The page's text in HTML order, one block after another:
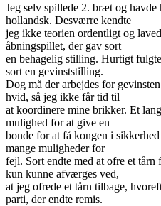
Jeg selv spillede 2. bræt og
hollandsk. Desværre kendte
jeg ikke teorien ordentligt og
åbningspillet, der gav sort
en behagelig stilling. Hurtigt
sort en gevinststilling.
Dog må der arbejdes for
hvid, så jeg ikke får tid til
at koordinere mine brikker. Et
mulighed for at give en
bonde for at få kongen i
mange muligheder for
fejl. Sort endte med at ofre et
kun kunne afværges ved,
at jeg ofrede et tårn tilbage,
parti, der endte remis.